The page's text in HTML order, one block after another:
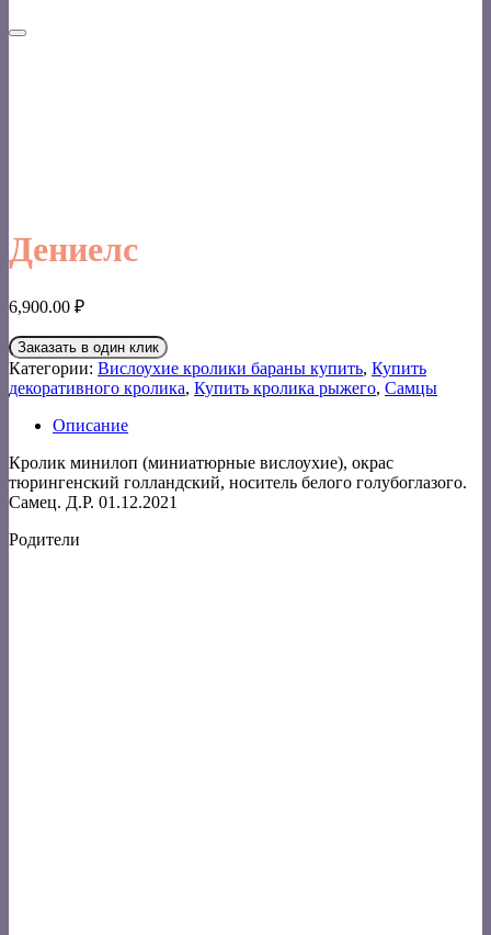
Дениелс
6,900.00 ₽
Заказать в один клик
Категории: Вислоухие кролики бараны купить, Купить
декоративного кролика, Купить кролика рыжего, Самцы
Описание
Кролик минилоп (миниатюрные вислоухие), окрас
тюрингенский голландский, носитель белого голубоглазого.
Самец. Д.Р. 01.12.2021
Родители